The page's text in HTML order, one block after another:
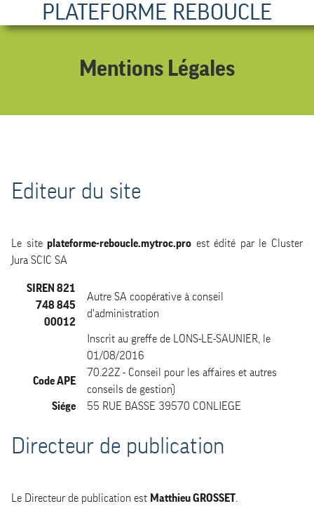
PLATEFORME REBOUCLE
Mentions Légales
Editeur du site
Le siteplateforme-reboucle.mytroc.pro est édité par le Cluster
Jura SCIC SA
SIREN 821
748 845
00012
Autre SA coopérative à conseil
d'administration
Inscrit au greffe de LONS-LE-SAUNIER, le
01/08/2016
Code APE
70.22Z - Conseil pour les affaires et autres
conseils de gestion)
Siége
55 RUE BASSE 39570 CONLIEGE
Directeur de publication
Le Directeur de publication est Matthieu GROSSET